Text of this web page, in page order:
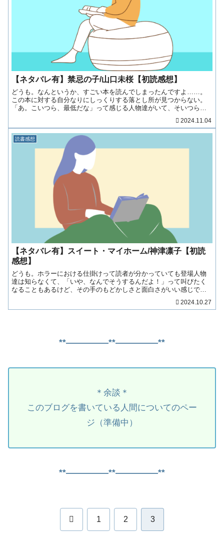
【ネタバレ有】禁忌の子/山口未桜【初読感想】
どうも。なんというか、すごい本を読んでしまったんですよ……。
この本に対する自分なりにしっくりする落とし所が見つからない。
「あ。こいつら、最低だな」って感じる人物達がいて、そいつらに
2024.11.04
読書感想
【ネタバレ有】スイート・マイホーム/神津凛子【初読
感想】
どうも。ホラーにおける仕掛けって読者が分かっていても登場人物
達は知らなくて、「いや、なんでそうするんだよ！」って叫びたく
なることもあるけど、その手のもどかしさと面白さがいい感じでし
2024.10.27
**―――――**―――――**
＊余談＊
このブログを書いている人間についてのペー
ジ（準備中）
**―――――**―――――**
前 1 2 3